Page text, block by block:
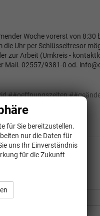
Woche vorerst von 8:30
Uhr per Schlüsseltresor
zur Arbeit (Umkreis -
Mail. 02557/9381-0 od.
##oeffnungszeiten#
für Sie bereitzustellen.
nur die Daten für
uns Ihr Einverständnis
für die Zukunft